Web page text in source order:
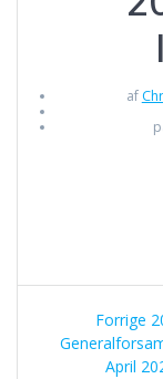
af
Forrige
April